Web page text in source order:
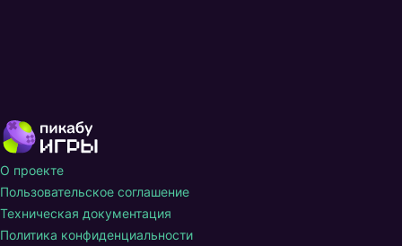
О проекте
Пользовательское соглашение
Техническая документация
Политика конфиденциальности